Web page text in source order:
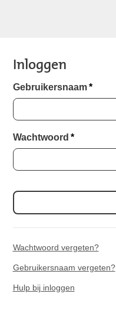
Inloggen
Gebruikersnaam *
Wachtwoord *
Wachtwoord vergeten?
Gebruikersnaam vergeten?
Hulp bij inloggen